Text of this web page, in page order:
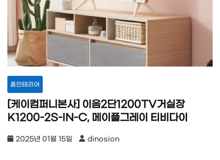
홈인테리어
[케이컴퍼니본사] 이음2단1200TV거실장
K1200-2S-IN-C, 메이플그레이 티비다이
2025년 01월 15일 dinosion